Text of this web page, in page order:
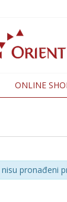
ONLINE
pronađeni